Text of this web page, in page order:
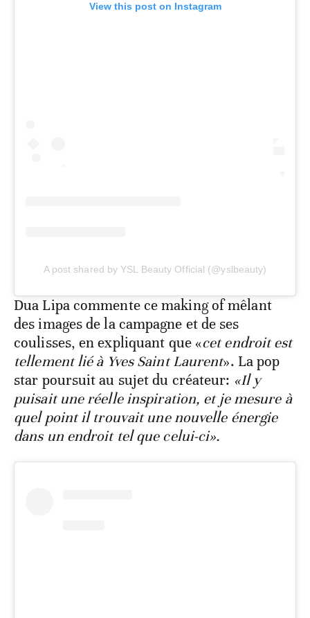
View this post on Instagram
A post shared by YSL Beauty Official (@yslbeauty)
Dua Lipa commente ce making of mêlant
des images de la campagne et de ses
coulisses, en expliquant que «cet endroit est
tellement lié à Yves Saint Laurent». La pop
star poursuit au sujet du créateur: «Il y
puisait une réelle inspiration, et je mesure à
quel point il trouvait une nouvelle énergie
dans un endroit tel que celui-ci».